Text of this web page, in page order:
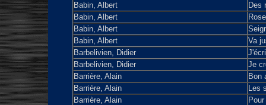
Babin, Albert
Des
Babin, Albert
Babin, Albert
Babin, Albert
Va
Barbelivien, Didier
Barbelivien, Didier
Je
Barrière, Alain
Bon
Barrière, Alain
Les
Barrière, Alain